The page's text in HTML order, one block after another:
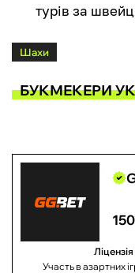
турів за
Шахи
БУКМЕКЕРИ
Участь в азартних